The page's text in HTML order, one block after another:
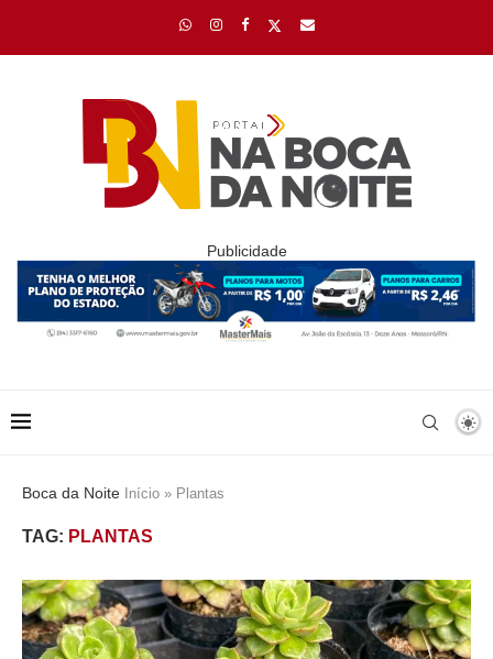
Publicidade
Boca da Noite Início » Plantas
TAG: PLANTAS